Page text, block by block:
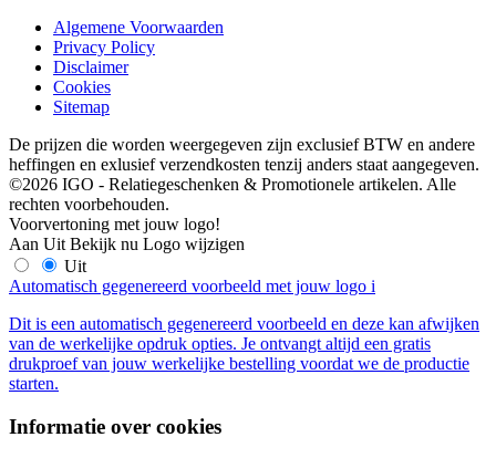
Algemene Voorwaarden
Privacy Policy
Disclaimer
Cookies
Sitemap
De prijzen die worden weergegeven zijn exclusief BTW en andere
heffingen en exlusief verzendkosten tenzij anders staat aangegeven.
©2026 IGO - Relatiegeschenken & Promotionele artikelen. Alle
rechten voorbehouden.
Voorvertoning met jouw logo!
Aan Uit Bekijk nu Logo wijzigen
Uit
Automatisch gegenereerd voorbeeld met jouw logo i
Dit is een automatisch gegenereerd voorbeeld en deze kan afwijken
van de werkelijke opdruk opties. Je ontvangt altijd een gratis
drukproef van jouw werkelijke bestelling voordat we de productie
starten.
Informatie over cookies